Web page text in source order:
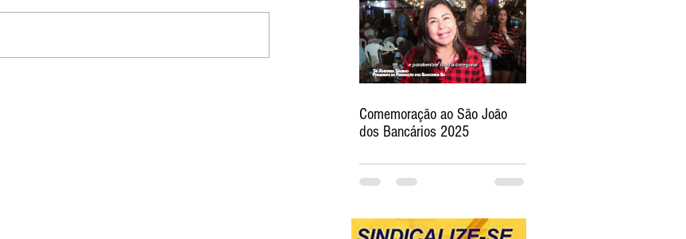
Comemoração ao São João
dos Bancários 2025